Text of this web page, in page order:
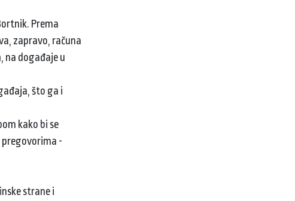
Prema
zapravo, računa
na događaje u
što ga i
kako bi se
pregovorima -
strane i